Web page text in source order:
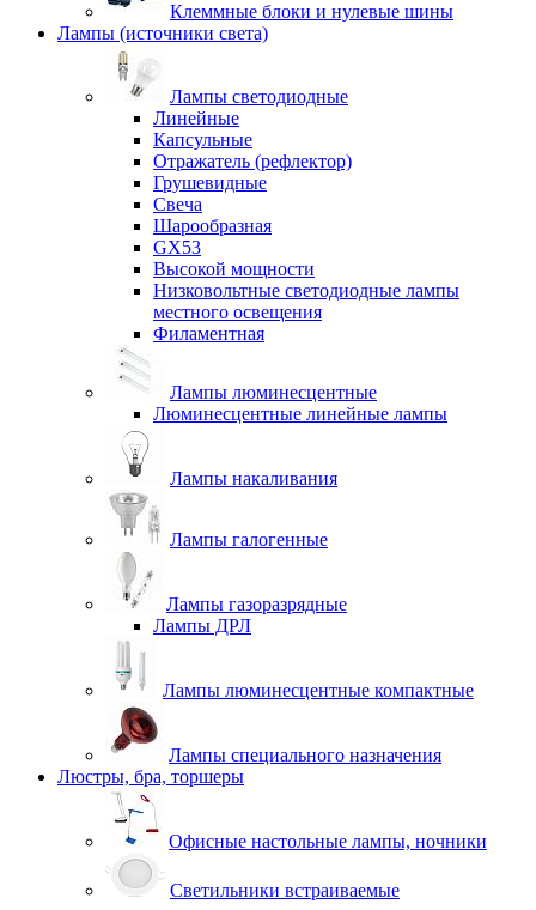
Клеммные блоки и нулевые шины
Лампы (источники света)
Лампы светодиодные
Линейные
Капсульные
Отражатель (рефлектор)
Грушевидные
Свеча
Шарообразная
GX53
Высокой мощности
Низковольтные светодиодные лампы
местного освещения
Филаментная
Лампы люминесцентные
Люминесцентные линейные лампы
Лампы накаливания
Лампы галогенные
Лампы газоразрядные
Лампы ДРЛ
Лампы люминесцентные компактные
Лампы специального назначения
Люстры, бра, торшеры
Офисные настольные лампы, ночники
Светильники встраиваемые